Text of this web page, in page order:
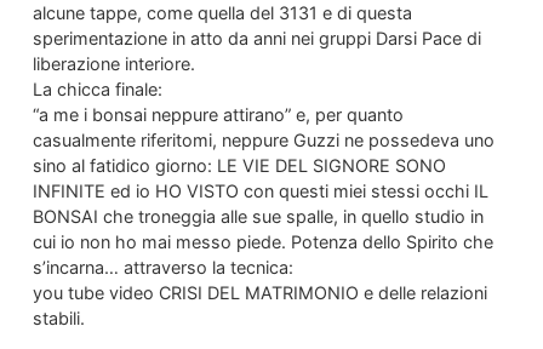
alcune tappe, come quella del 3131 e di questa
sperimentazione in atto da anni nei gruppi Darsi Pace di
liberazione interiore.
La chicca finale:
“a me i bonsai neppure attirano” e, per quanto
casualmente riferitomi, neppure Guzzi ne possedeva uno
sino al fatidico giorno: LE VIE DEL SIGNORE SONO
INFINITE ed io HO VISTO con questi miei stessi occhi IL
BONSAI che troneggia alle sue spalle, in quello studio in
cui io non ho mai messo piede. Potenza dello Spirito che
s’incarna… attraverso la tecnica:
you tube video CRISI DEL MATRIMONIO e delle relazioni
stabili.